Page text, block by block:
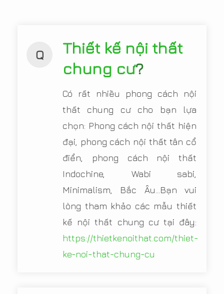
Q
Thiết kế nội thất
chung cư?
Có rất nhiều phong cách nội
thất chung cư cho bạn lựa
chọn: Phong cách nội thất hiện
đại, phong cách nội thất tân cổ
điển, phong cách nội thất
Indochine, Wabi sabi,
Minimalism, Bắc Âu...Bạn vui
lòng tham khảo các mẫu thiết
kế nội thất chung cư tại đây:
https://thietkenoithat.com/thiet-
ke-noi-that-chung-cu